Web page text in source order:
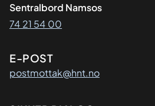
Sentralbord Namsos
74 21 54 00
E-POST
postmottak@hnt.no